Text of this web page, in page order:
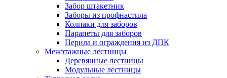
Забор штакетник
Заборы из профнастила
Колпаки для заборов
Парапеты для заборов
Перила и ограждения из ДПК
Межэтажные лестницы
Деревянные лестницы
Модульные лестницы